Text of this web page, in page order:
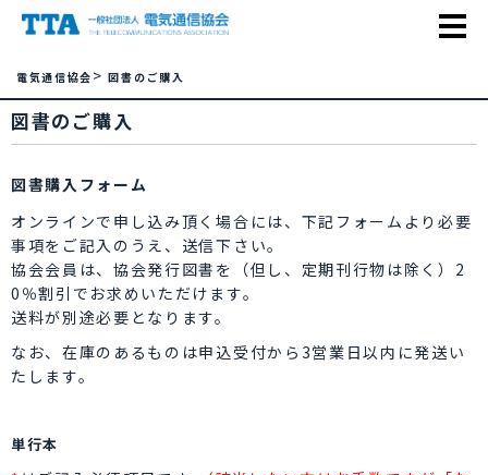
電気通信協会 > 図書のご購入
図書のご購入
図書購入フォーム
オンラインで申し込み頂く場合には、下記フォームより必要
事項をご記入のうえ、送信下さい。
協会会員は、協会発行図書を（但し、定期刊行物は除く）2
0％割引でお求めいただけます。
送料が別途必要となります。
なお、在庫のあるものは申込受付から3営業日以内に発送い
たします。
単行本